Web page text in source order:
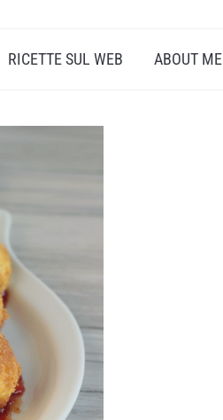
RICETTE SUL WEB ABOUT ME